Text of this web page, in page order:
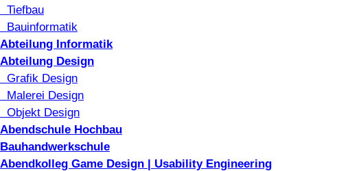
Tiefbau
Bauinformatik
Abteilung Informatik
Abteilung Design
Grafik Design
Malerei Design
Objekt Design
Abendschule Hochbau
Bauhandwerkschule
Abendkolleg Game Design | Usability Engineering